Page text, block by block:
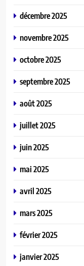
décembre 2025
novembre 2025
octobre 2025
septembre 2025
août 2025
juillet 2025
juin 2025
mai 2025
avril 2025
mars 2025
février 2025
janvier 2025